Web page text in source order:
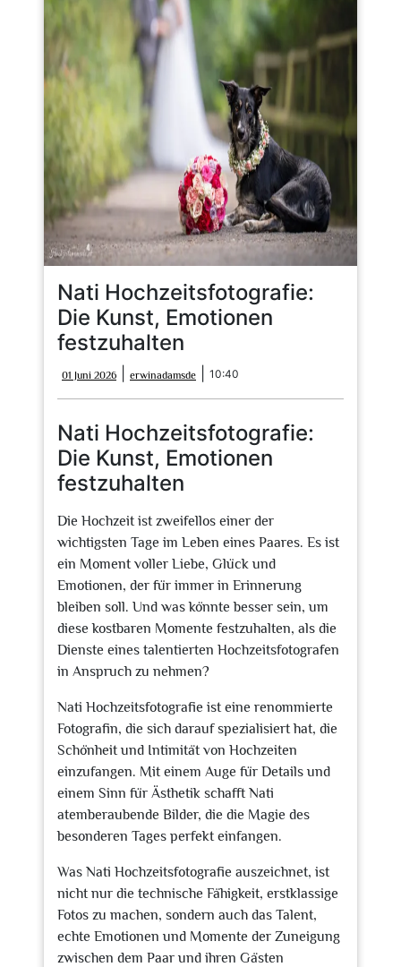
Nati Hochzeitsfotografie:
Die Kunst, Emotionen
festzuhalten
01 Juni 2026
Juni
2026
erwinadamsde erwinadamsde
10:40
Nati Hochzeitsfotografie:
Die Kunst, Emotionen
festzuhalten
Die Hochzeit ist zweifellos einer der
wichtigsten Tage im Leben eines Paares. Es ist
ein Moment voller Liebe, Glück und
Emotionen, der für immer in Erinnerung
bleiben soll. Und was könnte besser sein, um
diese kostbaren Momente festzuhalten, als die
Dienste eines talentierten Hochzeitsfotografen
in Anspruch zu nehmen?
Nati Hochzeitsfotografie ist eine renommierte
Fotografin, die sich darauf spezialisiert hat, die
Schönheit und Intimität von Hochzeiten
einzufangen. Mit einem Auge für Details und
einem Sinn für Ästhetik schafft Nati
atemberaubende Bilder, die die Magie des
besonderen Tages perfekt einfangen.
Was Nati Hochzeitsfotografie auszeichnet, ist
nicht nur die technische Fähigkeit, erstklassige
Fotos zu machen, sondern auch das Talent,
echte Emotionen und Momente der Zuneigung
zwischen dem Paar und ihren Gästen